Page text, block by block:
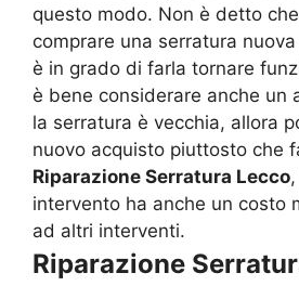
questo modo. Non è detto
comprare una serratura
è in grado di farla tornare
è bene considerare anche un
la serratura è vecchia, allora
nuovo acquisto piuttosto che
Riparazione Serratura Lecco
intervento ha anche un costo
ad altri interventi.
Riparazione